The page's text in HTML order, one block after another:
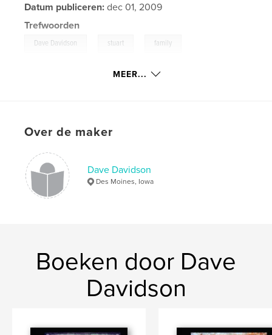
Datum publiceren: dec 01, 2009
Trefwoorden
Dave Davidson stuart family
MEER...
Over de maker
Dave Davidson
Des Moines, Iowa
Boeken door Dave
Davidson